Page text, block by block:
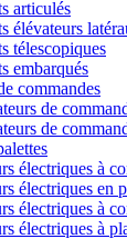
articulés
élévateurs
télescopiques
embarqués
commandes
de
de
électriques à
électriques en
électriques à
électriques à